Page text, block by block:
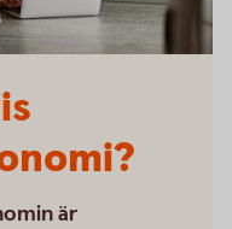
är